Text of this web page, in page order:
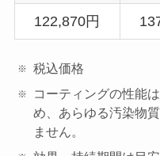
122,870円
税込価格
コーティングの性能
め、あらゆる汚染物
ません。